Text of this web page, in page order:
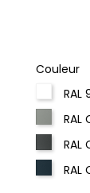
Couleur
RAL